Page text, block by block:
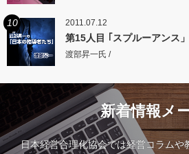
10 2011.07.12
第15人目 ｢スプルーアンス」
渡部昇一氏 /
新着情報メ
日本経営合理化協会では経営コラムや